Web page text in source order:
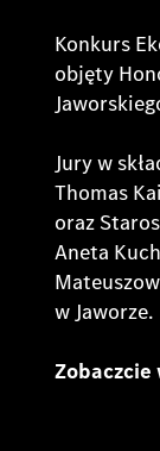
Konkurs
objęty
Jury w
Thomas
oraz
Aneta
w Jaworze.
Zobaczcie